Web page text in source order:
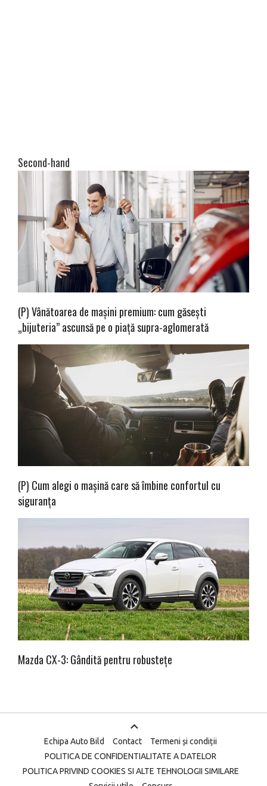
Second-hand
(P) Vânătoarea de mașini premium: cum găsești
„bijuteria” ascunsă pe o piață supra-aglomerată
(P) Cum alegi o mașină care să îmbine confortul cu
siguranța
Mazda CX-3: Gândită pentru robustețe
Echipa Auto Bild Contact
Termeni și condiții
POLITICA DE CONFIDENTIALITATE A DATELOR
POLITICA PRIVIND COOKIES SI ALTE TEHNOLOGII SIMILARE